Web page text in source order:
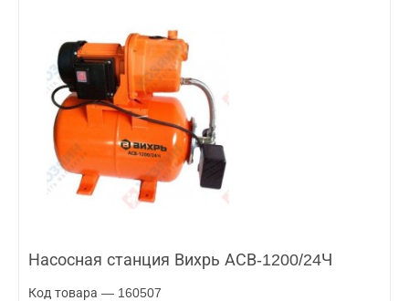
Насосная станция Вихрь АСВ-1200/24Ч
Код товара — 160507